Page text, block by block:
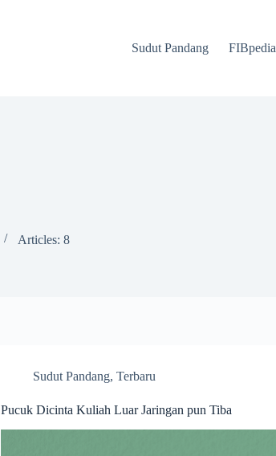
Sudut Pandang FIBpedia
Articles: 8
Sudut Pandang,Terbaru
Pucuk Dicinta Kuliah Luar Jaringan pun Tiba